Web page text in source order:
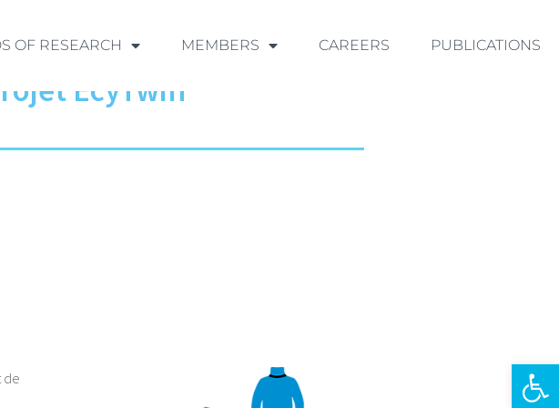
Ouvrir
OF RESEARCH MEMBERS CAREERS PUBLICATIONS
EcyTwin
de